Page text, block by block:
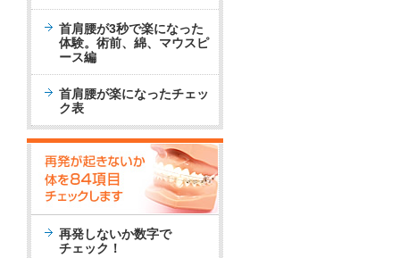
首肩腰が3秒で楽になった
体験。術前、綿、マウスピ
ース編
首肩腰が楽になったチェッ
ク表
再発しないか数字で
チェック！